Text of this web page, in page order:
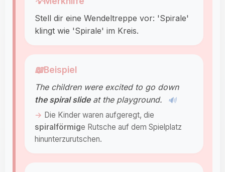
Stell dir eine Wendeltreppe vor: 'Spirale'
klingt wie 'Spirale' im Kreis.
📖Beispiel
The children were excited to go down
the spiral slideat the playground. 🔊
Die Kinder waren aufgeregt, die
spiralförmige Rutsche auf dem Spielplatz
hinunterzurutschen.